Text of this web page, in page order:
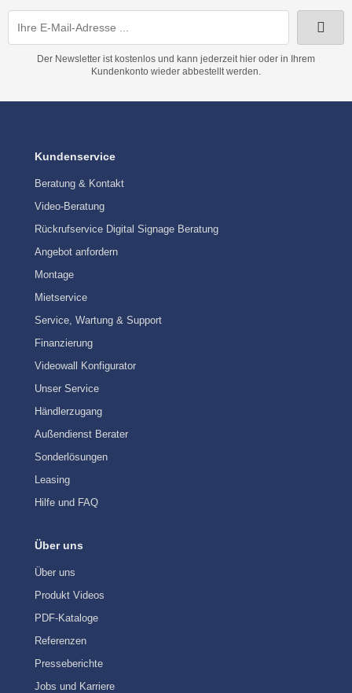
Der Newsletter ist kostenlos und kann jederzeit hier oder in Ihrem
Kundenkonto wieder abbestellt werden.
Kundenservice
Beratung & Kontakt
Video-Beratung
Rückrufservice Digital Signage Beratung
Angebot anfordern
Montage
Mietservice
Service, Wartung & Support
Finanzierung
Videowall Konfigurator
Unser Service
Händlerzugang
Außendienst Berater
Sonderlösungen
Leasing
Hilfe und FAQ
Über uns
Über uns
Produkt Videos
PDF-Kataloge
Referenzen
Presseberichte
Jobs und Karriere